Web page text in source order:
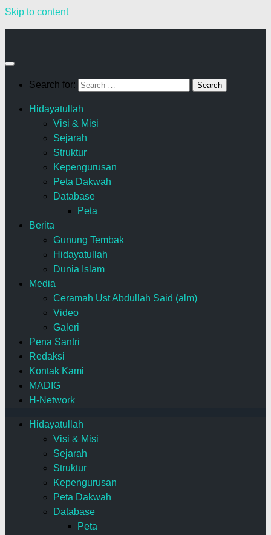
Skip to content
Search for:
Hidayatullah
Visi & Misi
Sejarah
Struktur
Kepengurusan
Peta Dakwah
Database
Peta
Berita
Gunung Tembak
Hidayatullah
Dunia Islam
Media
Ceramah Ust Abdullah Said (alm)
Video
Galeri
Pena Santri
Redaksi
Kontak Kami
MADIG
H-Network
Hidayatullah
Visi & Misi
Sejarah
Struktur
Kepengurusan
Peta Dakwah
Database
Peta